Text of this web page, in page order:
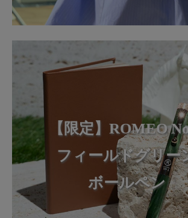
【限定】ROMEO
フィールドグリー
ボールペン